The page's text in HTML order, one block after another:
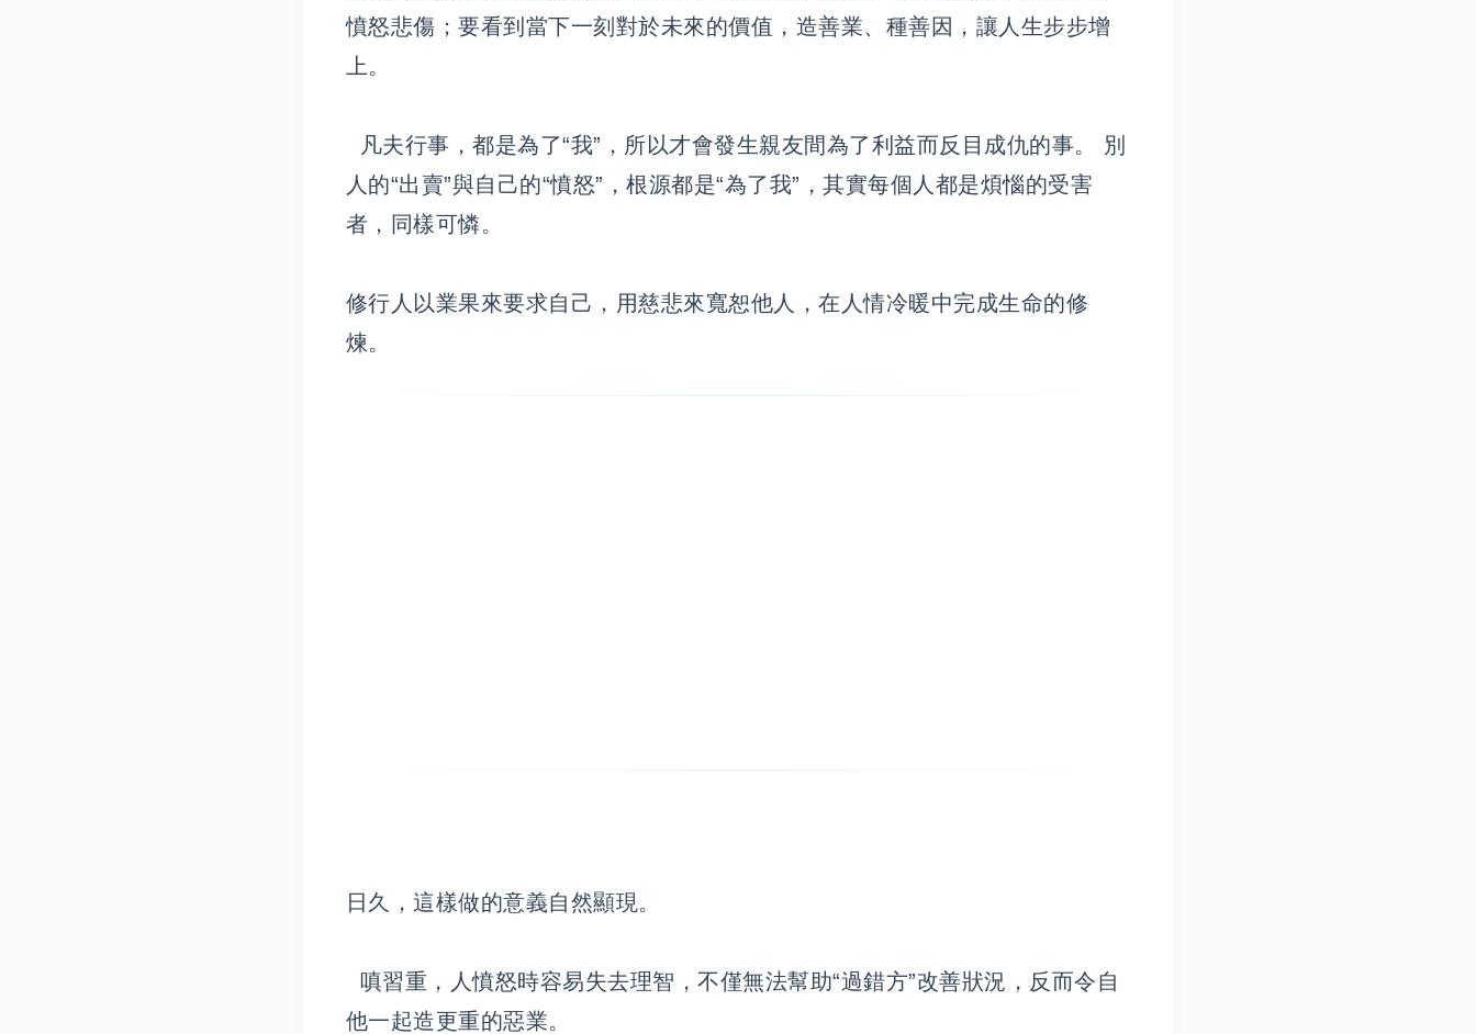
憤怒悲傷；要看到當下一刻對於未來的價值，造善業、種善因，讓人生步步增
上。
凡夫行事，都是為了“我”，所以才會發生親友間為了利益而反目成仇的事。 別
人的“出賣”與自己的“憤怒”，根源都是“為了我”，其實每個人都是煩惱的受害
者，同樣可憐。
修行人以業果來要求自己，用慈悲來寬恕他人，在人情冷暖中完成生命的修
煉。
日久，這樣做的意義自然顯現。
嗔習重，人憤怒時容易失去理智，不僅無法幫助“過錯方”改善狀況，反而令自
他一起造更重的惡業。